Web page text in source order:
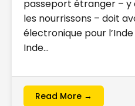
passeport étranger –
les nourrissons – doit
électronique pour
Inde…
Read More →